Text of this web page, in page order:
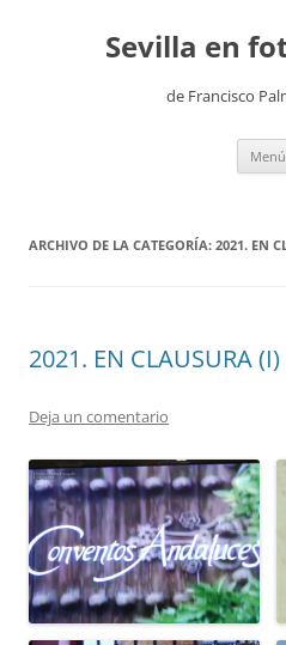
contenidoSevilla en
de Francisco
Menú
ARCHIVO DE LA CATEGORÍA: 2021. EN
2021. EN CLAUSURA (I)
Deja un comentario